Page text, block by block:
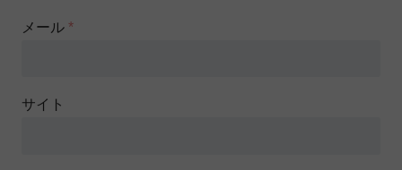
メール *
サイト